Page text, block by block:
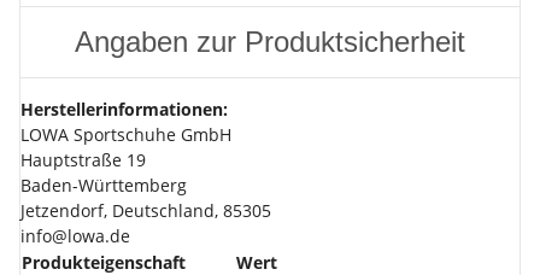
Angaben zur Produktsicherheit
Herstellerinformationen:
LOWA Sportschuhe GmbH
Hauptstraße 19
Baden-Württemberg
Jetzendorf, Deutschland, 85305
info@lowa.de
Produkteigenschaft
Wert